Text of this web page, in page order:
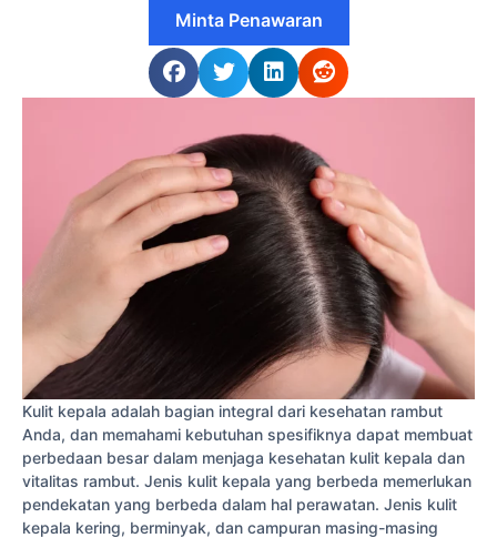
Kulit kepala adalah bagian integral dari kesehatan rambut
Anda, dan memahami kebutuhan spesifiknya dapat membuat
perbedaan besar dalam menjaga kesehatan kulit kepala dan
vitalitas rambut. Jenis kulit kepala yang berbeda memerlukan
pendekatan yang berbeda dalam hal perawatan. Jenis kulit
kepala kering, berminyak, dan campuran masing-masing
Minta Penawaran